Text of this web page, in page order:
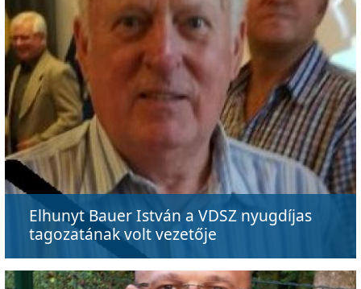
Elhunyt Bauer István a VDSZ nyugdíjas
tagozatának volt vezetője